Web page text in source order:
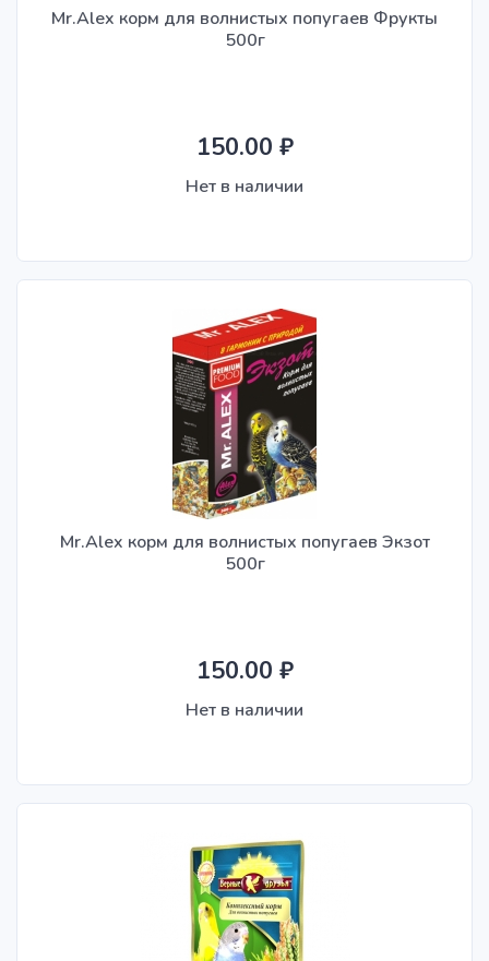
Mr.Alex корм для волнистых попугаев Фрукты
500г
150.00 ₽
Нет в наличии
Mr.Alex корм для волнистых попугаев Экзот
500г
150.00 ₽
Нет в наличии